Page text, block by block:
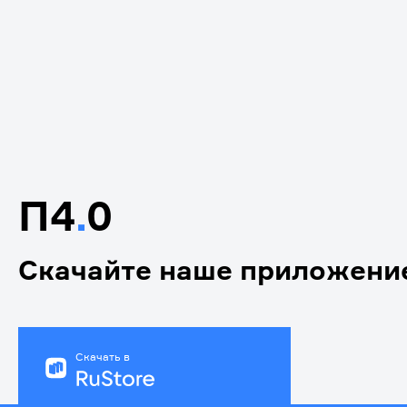
П4.0
Скачайте наше
Скачать в